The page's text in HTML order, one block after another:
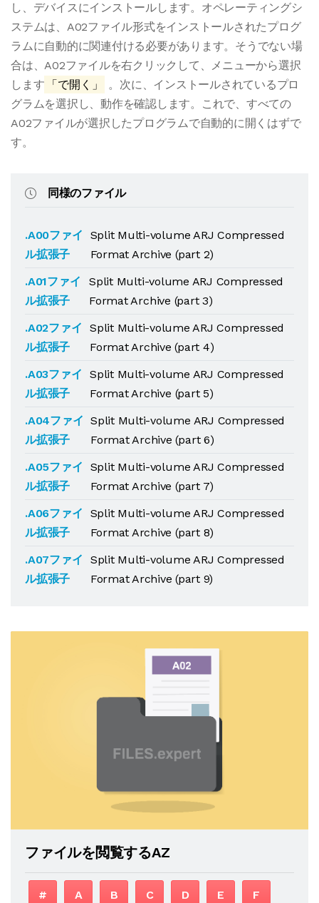
し、デバイスにインストールします。オペレーティングシ
ステムは、A02ファイル形式をインストールされたプログ
ラムに自動的に関連付ける必要があります。そうでない場
合は、A02ファイルを右クリックして、メニューから選択
します
「で開く」
。次に、インストールされているプロ
グラムを選択し、動作を確認します。これで、すべての
A02ファイルが選択したプログラムで自動的に開くはずで
す。
同様のファイル
.A00ファイ
ル拡張子
Split Multi-volume ARJ Compressed
Format Archive (part 2)
.A01ファイ
ル拡張子
Split Multi-volume ARJ Compressed
Format Archive (part 3)
.A02ファイ
ル拡張子
Split Multi-volume ARJ Compressed
Format Archive (part 4)
.A03ファイ
ル拡張子
Split Multi-volume ARJ Compressed
Format Archive (part 5)
.A04ファイ
ル拡張子
Split Multi-volume ARJ Compressed
Format Archive (part 6)
.A05ファイ
ル拡張子
Split Multi-volume ARJ Compressed
Format Archive (part 7)
.A06ファイ
ル拡張子
Split Multi-volume ARJ Compressed
Format Archive (part 8)
.A07ファイ
ル拡張子
Split Multi-volume ARJ Compressed
Format Archive (part 9)
ファイルを閲覧するAZ
# A B C D E F